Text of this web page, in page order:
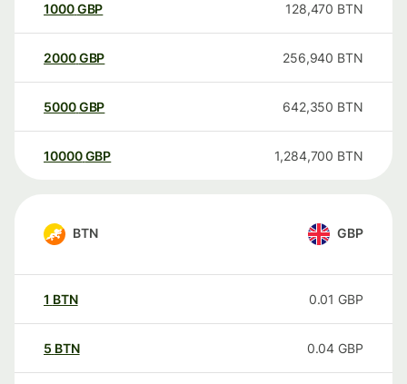
1000GBP 128,470 BTN
2000GBP 256,940 BTN
5000GBP 642,350 BTN
10000 GBP 1,284,700 BTN
BTN GBP
1 BTN 0.01 GBP
5 BTN 0.04 GBP